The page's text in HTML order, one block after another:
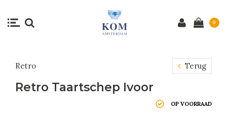
0
Retro Terug
Retro Taartschep Ivoor
OP VOORRAAD